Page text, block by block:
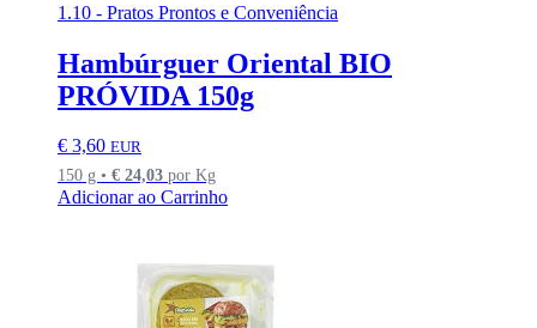
1.10 - Pratos Prontos e Conveniência
Hambúrguer Oriental BIO
PRÓVIDA 150g
€ 3,60 EUR
150 g • € 24,03 por Kg
Adicionar ao Carrinho